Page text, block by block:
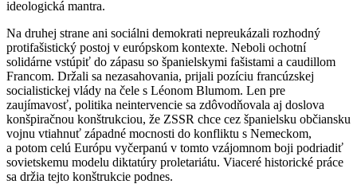
ideologická mantra.
Na druhej strane ani sociálni demokrati nepreukázali rozhodný
protifašistický postoj v európskom kontexte. Neboli ochotní
solidárne vstúpiť do zápasu so španielskymi fašistami a caudillom
Francom. Držali sa nezasahovania, prijali pozíciu francúzskej
socialistickej vlády na čele s Léonom Blumom. Len pre
zaujímavosť, politika neintervencie sa zdôvodňovala aj doslova
konšpiračnou konštrukciou, že ZSSR chce cez španielsku občiansku
vojnu vtiahnuť západné mocnosti do konfliktu s Nemeckom,
a potom celú Európu vyčerpanú v tomto vzájomnom boji podriadiť
sovietskemu modelu diktatúry proletariátu. Viaceré historické práce
sa držia tejto konštrukcie podnes.